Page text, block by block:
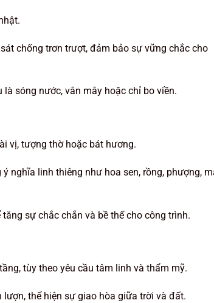
chống trơn trượt, đảm bảo sự vững chắc cho
sóng nước, vân mây hoặc chỉ bo viền.
vị, tượng thờ hoặc bát hương.
nghĩa linh thiêng như hoa sen, rồng, phượng,
sự chắc chắn và bề thế cho công trình.
tùy theo yêu cầu tâm linh và thẩm mỹ.
thể hiện sự giao hòa giữa trời và đất.